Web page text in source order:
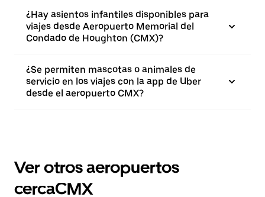
¿Hay asientos infantiles disponibles para
viajes desde Aeropuerto Memorial del
Condado de Houghton (CMX)?
¿Se permiten mascotas o animales de
servicio en los viajes con la app de Uber
desde el aeropuerto CMX?
Ver otros aeropuertos
cercaCMX